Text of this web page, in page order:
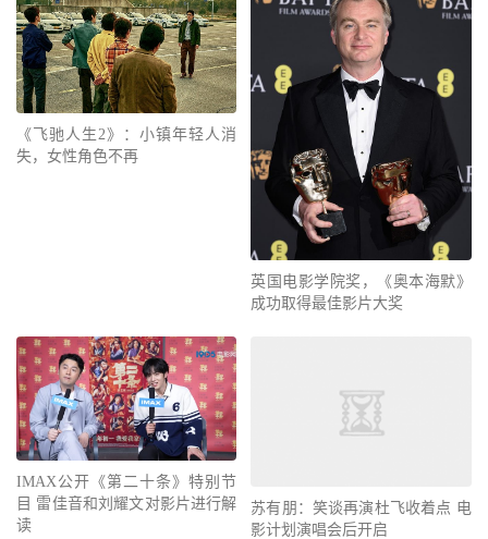
《飞驰人生2》：小镇年轻人消
失，女性角色不再
英国电影学院奖，《奥本海默》
成功取得最佳影片大奖
IMAX公开《第二十条》特别节
目 雷佳音和刘耀文对影片进行解
读
苏有朋：笑谈再演杜飞收着点 电
影计划演唱会后开启